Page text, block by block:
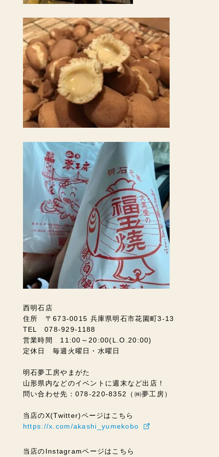
西明石店
住所 〒673-0015 兵庫県明石市花園町3-13
TEL 078-929-1188
営業時間 11:00～20:00(L.O.20:00)
定休日 毎週火曜日・水曜日
明石夢工房やまがた
山形県内などのイベントに週末など出店！
問い合わせ先：078-220-8352（㈱夢工房）
当店のX(Twitter)ページはこちら
https://x.com/akashi_yumekobo
当店のInstagramページはこちら